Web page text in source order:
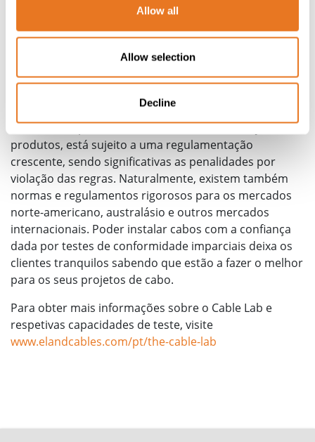
Allow all
Allow selection
Decline
ocorrências. A obtenção da certificação ISO 17025 pela
UKAS para a nossa instalação de teste de cabos
destaca-nos aos olhos de organizações que se
preocupam com a qualidade, tanto no Reino Unido
como em todo o mundo, mas também ajuda a elevar o
nível em todos os setores.”
O setor europeu dos cabos, com a harmonização dos
produtos, está sujeito a uma regulamentação
crescente, sendo significativas as penalidades por
violação das regras. Naturalmente, existem também
normas e regulamentos rigorosos para os mercados
norte-americano, australásio e outros mercados
internacionais. Poder instalar cabos com a confiança
dada por testes de conformidade imparciais deixa os
clientes tranquilos sabendo que estão a fazer o melhor
para os seus projetos de cabo.
Para obter mais informações sobre o Cable Lab e
respetivas capacidades de teste, visite
www.elandcables.com/pt/the-cable-lab